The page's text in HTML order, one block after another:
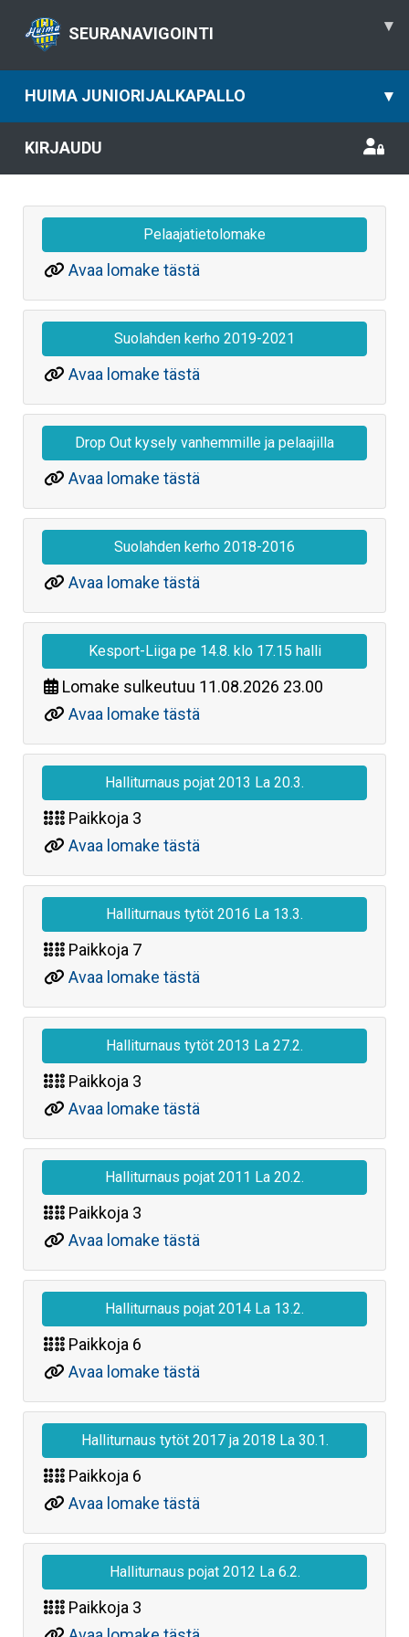
SEURANAVIGOINTI ▾
HUIMA JUNIORIJALKAPALLO ▾
KIRJAUDU
Pelaajatietolomake
Avaa lomake tästä
Suolahden kerho 2019-2021
Avaa lomake tästä
Drop Out kysely vanhemmille ja pelaajilla
Avaa lomake tästä
Suolahden kerho 2018-2016
Avaa lomake tästä
Kesport-Liiga pe 14.8. klo 17.15 halli
Lomake sulkeutuu 11.08.2026 23.00
Avaa lomake tästä
Halliturnaus pojat 2013 La 20.3.
Paikkoja 3
Avaa lomake tästä
Halliturnaus tytöt 2016 La 13.3.
Paikkoja 7
Avaa lomake tästä
Halliturnaus tytöt 2013 La 27.2.
Paikkoja 3
Avaa lomake tästä
Halliturnaus pojat 2011 La 20.2.
Paikkoja 3
Avaa lomake tästä
Halliturnaus pojat 2014 La 13.2.
Paikkoja 6
Avaa lomake tästä
Halliturnaus tytöt 2017 ja 2018 La 30.1.
Paikkoja 6
Avaa lomake tästä
Halliturnaus pojat 2012 La 6.2.
Paikkoja 3